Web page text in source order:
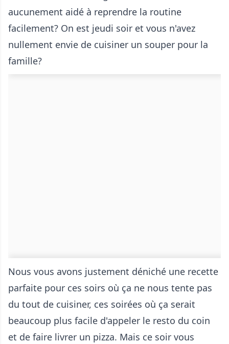
aucunement aidé à reprendre la routine
facilement? On est jeudi soir et vous n'avez
nullement envie de cuisiner un souper pour la
famille?
Nous vous avons justement déniché une recette
parfaite pour ces soirs où ça ne nous tente pas
du tout de cuisiner, ces soirées où ça serait
beaucoup plus facile d'appeler le resto du coin
et de faire livrer un pizza. Mais ce soir vous